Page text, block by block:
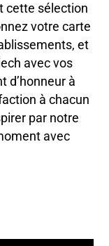
cette sélection
votre carte
et
avec vos
d’honneur à
à chacun
par notre
avec